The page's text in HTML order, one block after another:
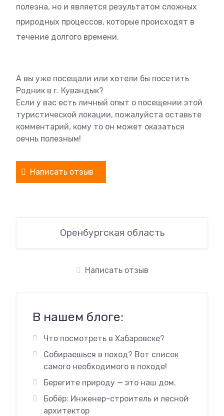
полезна, но и является результатом сложных
природных процессов, которые происходят в
течение долгого времени.
А вы уже посещали или хотели бы посетить
Родник в г. Кувандык?
Если у вас есть личный опыт о посещении этой
туристической локации, пожалуйста оставьте
комментарий, кому то он может оказаться
оечнь полезным!
Написать отзыв
Оренбургская область
Написать отзыв
В нашем блоге:
Что посмотреть в Хабаровске?
Собираешься в поход? Вот список
самого необходимого в походе!
Берегите природу — это наш дом.
Бобёр: Инженер-строитель и лесной
архитектор